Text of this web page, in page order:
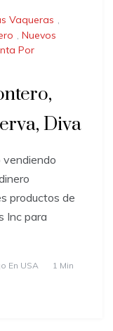
Vaqueras ,
, Nuevos
Por
Diva
vendiendo
productos de
Inc para
En USA
1 Min